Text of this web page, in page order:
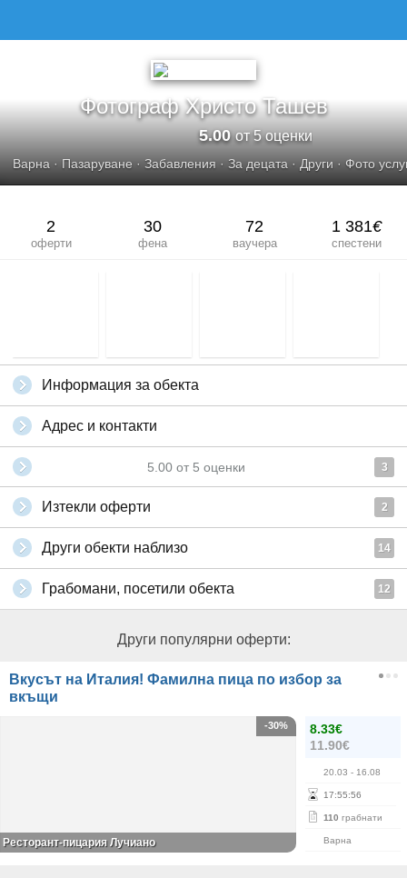
Фотограф Христо Ташев
5.00от 5 оценки
Варна · Пазаруване · Забавления · За децата · Други · Фото
2
оферти
30
фена
72
ваучера
1 381€
спестени
Информация за обекта
Адрес и контакти
5.00 от 5 оценки 3
Изтекли оферти 2
Други обекти наблизо 14
Грабомани, посетили обекта 12
Други популярни оферти:
Вкусът на Италия! Фамилна пица по избор за
вкъщи
8.33€
11.90€
20.03 - 16.08
17:55:56
110 грабнати
Варна
-30%
Ресторант-пицария Лучиано